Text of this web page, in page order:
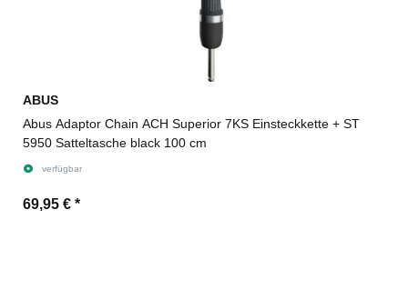
ABUS
Abus Adaptor Chain ACH Superior 7KS Einsteckkette + ST
5950 Satteltasche black 100 cm
verfügbar
69,95 € *